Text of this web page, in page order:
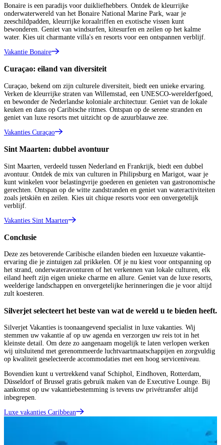
Bonaire is een paradijs voor duikliefhebbers. Ontdek de kleurrijke
onderwaterwereld van het Bonaire National Marine Park, waar je
zeeschildpadden, kleurrijke koraalriffen en exotische vissen kunt
bewonderen. Geniet van windsurfen, kitesurfen en zeilen op het kalme
water. Kies uit charmante villa's en resorts voor een ontspannen verblijf.
Vakantie Bonaire
Curaçao: eiland van diversiteit
Curaçao, bekend om zijn culturele diversiteit, biedt een unieke ervaring.
Verken de kleurrijke straten van Willemstad, een UNESCO-werelderfgoed,
en bewonder de Nederlandse koloniale architectuur. Geniet van de lokale
keuken en dans op Caribische ritmes. Ontspan op de serene stranden en
geniet van luxe resorts met uitzicht op de azuurblauwe zee.
Vakanties Curaçao
Sint Maarten: dubbel avontuur
Sint Maarten, verdeeld tussen Nederland en Frankrijk, biedt een dubbel
avontuur. Ontdek de mix van culturen in Philipsburg en Marigot, waar je
kunt winkelen voor belastingvrije goederen en genieten van gastronomische
gerechten. Ontspan op de witte zandstranden en geniet van wateractiviteiten
zoals jetskiën en zeilen. Kies uit chique resorts voor een onvergetelijk
verblijf.
Vakanties Sint Maarten
Conclusie
Deze zes betoverende Caribische eilanden bieden een luxueuze vakantie-
ervaring die je zintuigen zal prikkelen. Of je nu kiest voor ontspanning op
het strand, onderwateravonturen of het verkennen van lokale culturen, elk
eiland heeft zijn eigen unieke charme en allure. Geniet van de luxe resorts,
weelderige landschappen en onvergetelijke herinneringen die je voor altijd
zult koesteren.
Silverjet selecteert het beste van wat de wereld u te bieden heeft.
Silverjet Vakanties is toonaangevend specialist in luxe vakanties. Wij
stemmen uw vakantie af op uw agenda en verzorgen uw reis tot in het
kleinste detail. Om deze zo aangenaam mogelijk te laten verlopen werken
wij uitsluitend met gerenommeerde luchtvaartmaatschappijen en zorgvuldig
op kwaliteit geselecteerde accommodaties met een hoog serviceniveau.
Bovendien kunt u vertrekkend vanaf Schiphol, Eindhoven, Rotterdam,
Düsseldorf of Brussel gratis gebruik maken van de Executive Lounge. Bij
aankomst op uw vakantiebestemming is tevens uw privétransfer altijd
inbegrepen.
Luxe vakanties Caribbean